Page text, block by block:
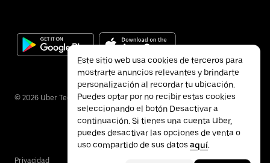
© 2026 Uber Technologies Inc.
Privacidad
Este sitio web usa cookies de terceros para
mostrarte anuncios relevantes y brindarte
personalización al recordar tu ubicación.
Puedes optar por no recibir estas cookies
seleccionando el botón Desactivar a
continuación. Si tienes una cuenta Uber,
puedes desactivar las opciones de venta o
uso compartido de sus datos aquí.